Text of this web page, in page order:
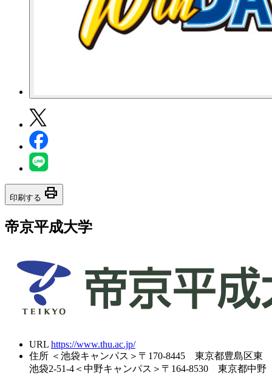
印刷する print
帝京平成大学
URL https://www.thu.ac.jp/
住所 ＜池袋キャンパス＞〒170-8445 東京都豊島区東
池袋2-51-4＜中野キャンパス＞〒164-8530 東京都中野